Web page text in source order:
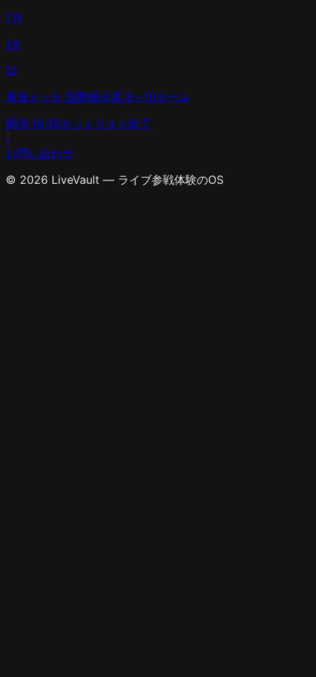
7月
28
日
幕張メッセ 国際展示場 9～10ホール
開演 16:30セットリスト 終了
›
お問い合わせ
© 2026 LiveVault — ライブ参戦体験のOS